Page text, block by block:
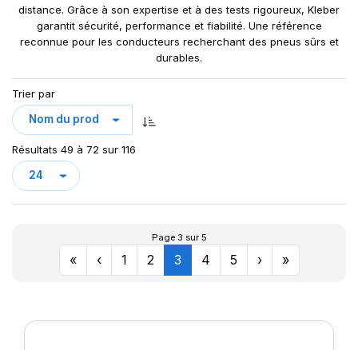
distance. Grâce à son expertise et à des tests rigoureux, Kleber
garantit sécurité, performance et fiabilité. Une référence
reconnue pour les conducteurs recherchant des pneus sûrs et
durables.
Trier par
Résultats 49 à 72 sur 116
Page 3 sur 5
« ‹ 1 2 3 4 5 › »